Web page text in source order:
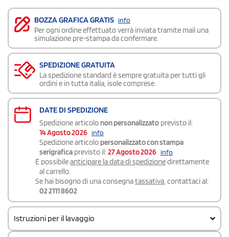
BOZZA GRAFICA GRATIS info
Per ogni ordine effettuato verrà inviata tramite mail una
simulazione pre-stampa da confermare.
SPEDIZIONE GRATUITA
La spedizione standard è sempre gratuita per tutti gli
ordini e in tutta italia, isole comprese.
DATE DI SPEDIZIONE
Spedizione articolo non personalizzato previsto il:
14 Agosto 2026 info
Spedizione articolo personalizzato con stampa
serigrafica previsto il: 27 Agosto 2026 info
É possibileanticipare la data di spedizionedirettamente
al carrello.
Se hai bisogno di una consegnatassativa, contattaci al:
02 2111 8602
Istruzioni per il lavaggio